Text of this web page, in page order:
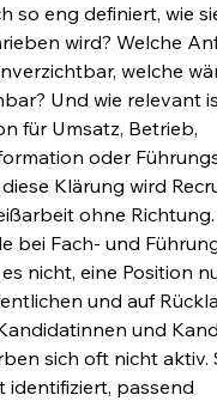
so eng definiert, wie
wird? Welche
welche
Und wie relevant
für Umsatz, Betrieb,
oder
Klärung wird
ohne Richtung.
bei Fach- und
nicht, eine Position
und auf
und
sich oft nicht aktiv.
identifiziert, passend